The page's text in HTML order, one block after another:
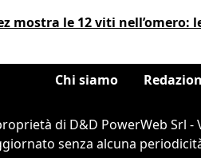
mostra le 12 viti nell’omero:
Chi siamo
di D&D PowerWeb Srl -
senza alcuna